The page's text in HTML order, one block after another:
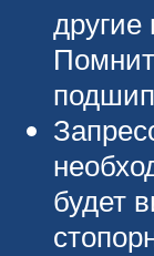
другие
будет